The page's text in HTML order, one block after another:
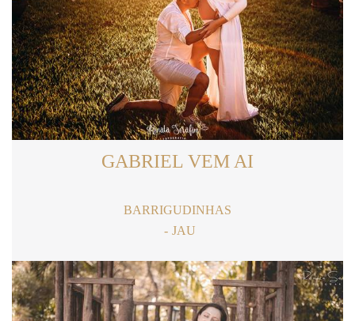
GABRIEL VEM AI
BARRIGUDINHAS
JAU